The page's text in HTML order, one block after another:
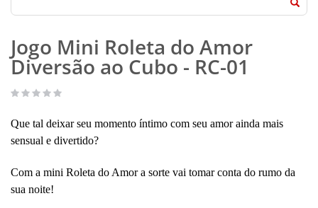
Jogo Mini Roleta do Amor
Diversão ao Cubo - RC-01
Que tal deixar seu momento íntimo com seu amor ainda mais
sensual e divertido?
Com a mini Roleta do Amor a sorte vai tomar conta do rumo da
sua noite!